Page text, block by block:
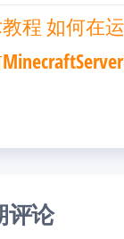
程 如何在
评论